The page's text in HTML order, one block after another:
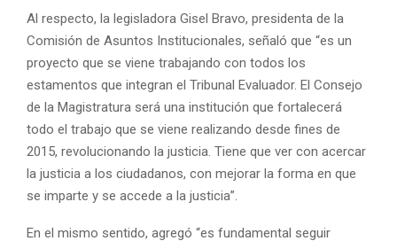
Al respecto, la legisladora Gisel Bravo, presidenta de la
Comisión de Asuntos Institucionales, señaló que “es un
proyecto que se viene trabajando con todos los
estamentos que integran el Tribunal Evaluador. El Consejo
de la Magistratura será una institución que fortalecerá
todo el trabajo que se viene realizando desde fines de
2015, revolucionando la justicia. Tiene que ver con acercar
la justicia a los ciudadanos, con mejorar la forma en que
se imparte y se accede a la justicia”.
En el mismo sentido, agregó “es fundamental seguir